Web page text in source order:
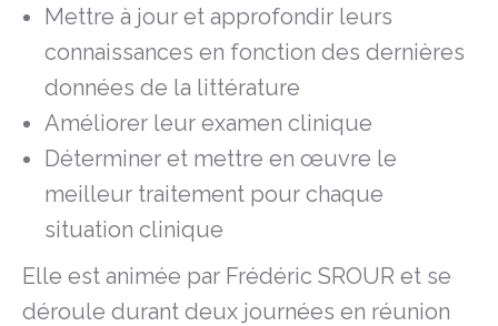
Mettre à jour et approfondir leurs
connaissances en fonction des dernières
données de la littérature
Améliorer leur examen clinique
Déterminer et mettre en œuvre le
meilleur traitement pour chaque
situation clinique
Elle est animée par Frédéric SROUR et se
déroule durant deux journées en réunion